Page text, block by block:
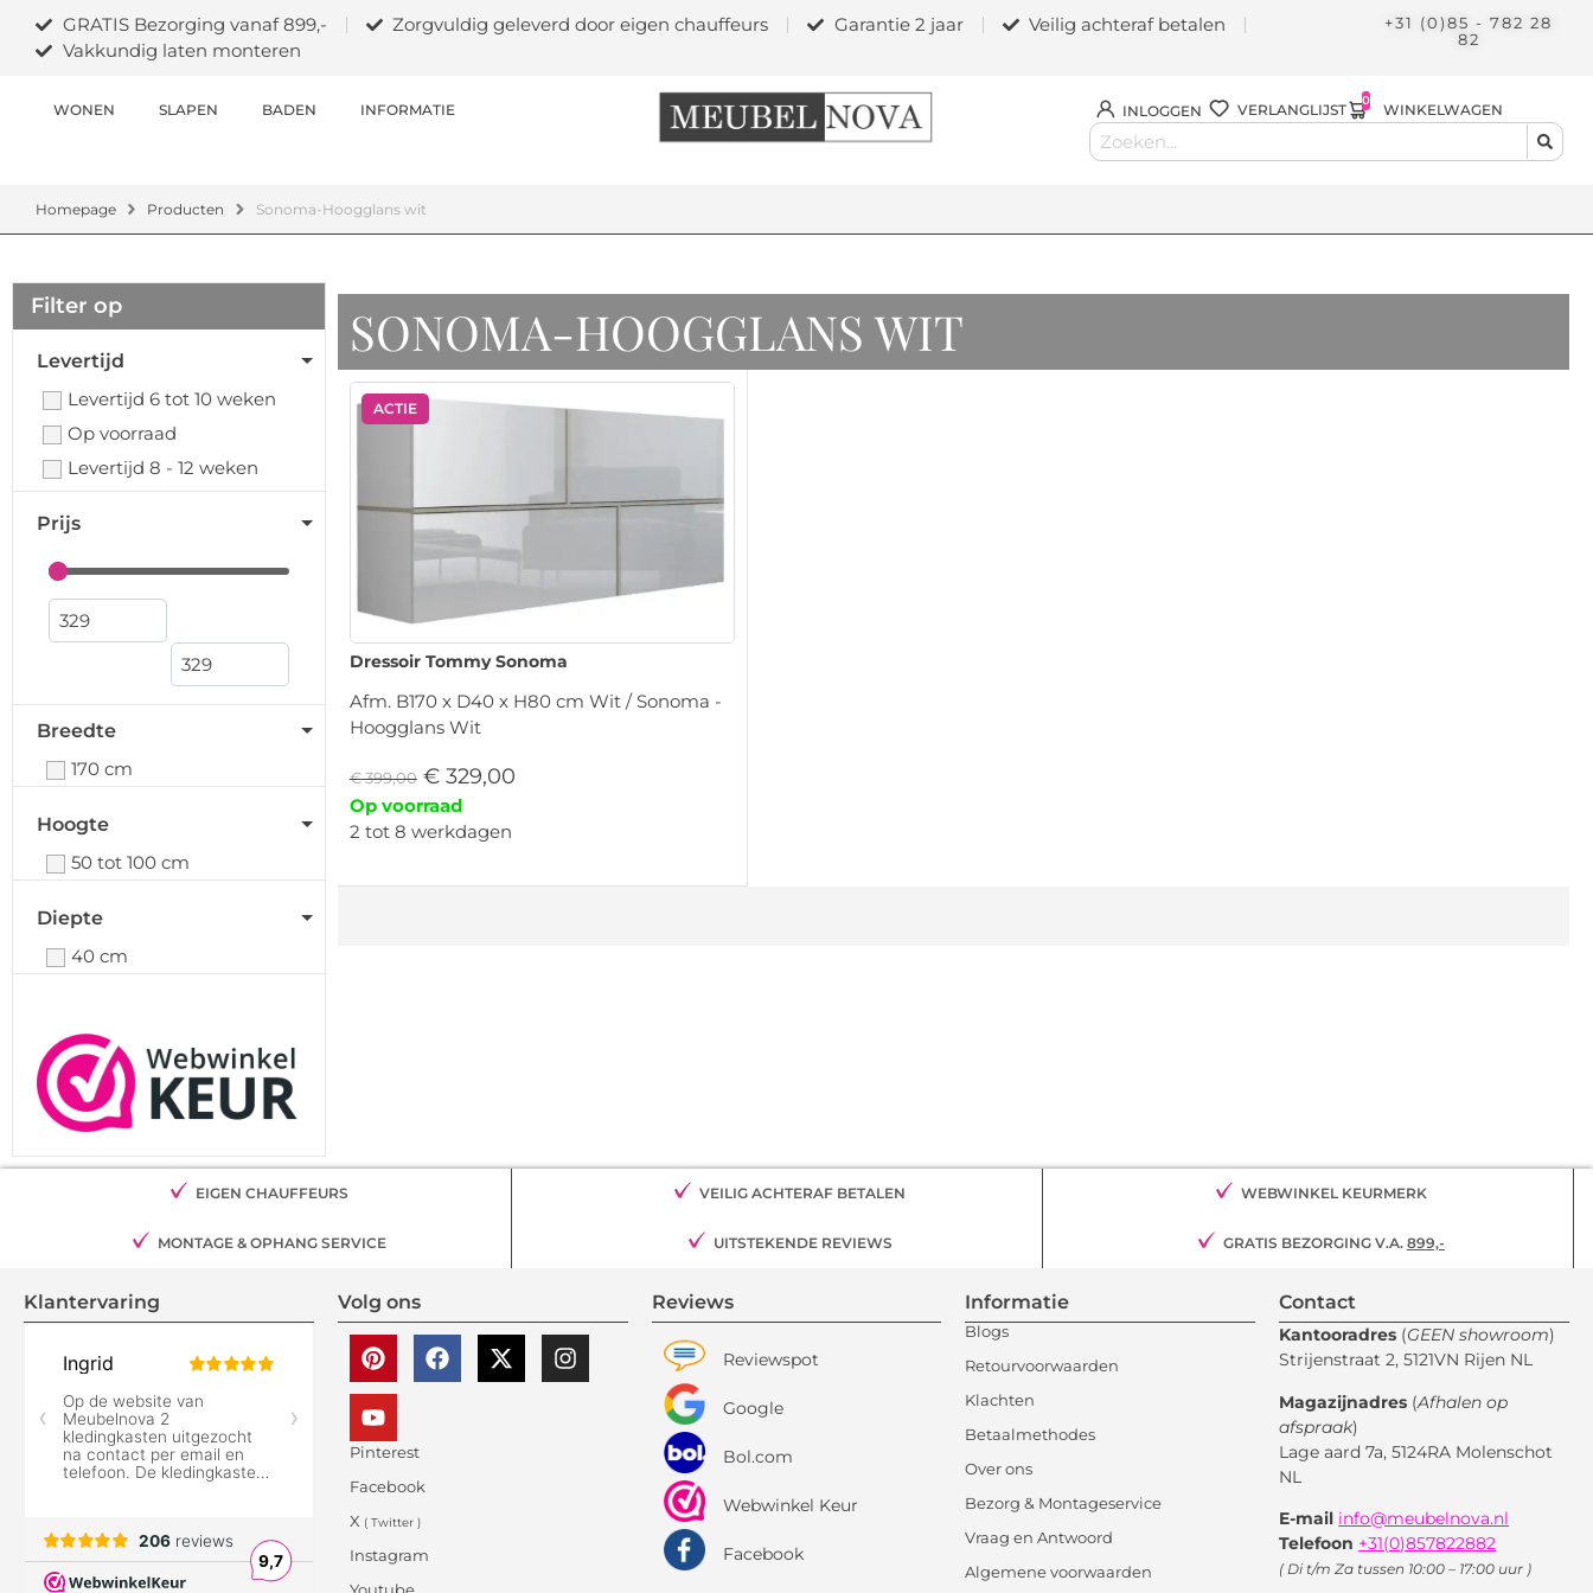
GRATIS Bezorging vanaf 899,- Zorgvuldig geleverd door eigen chauffeurs Garantie 2 jaar
Veilig achteraf betalen
Vakkundig laten monteren
+31 (0)85 - 782 28
82
WONEN SLAPEN BADEN INFORMATIE INLOGGEN VERLANGLIJST WINKELWAGEN
0
Homepage Producten Sonoma-Hoogglans wit
Filter op
Levertijd
Levertijd 6 tot 10 weken
Op voorraad
Levertijd 8 - 12 weken
Prijs
Breedte
170 cm
Hoogte
50 tot 100 cm
Diepte
40 cm
SONOMA-HOOGGLANS WIT
ACTIE
Dressoir Tommy Sonoma
Afm. B170 x D40 x H80 cm Wit / Sonoma -
Hoogglans Wit
€399,00 €329,00
Op voorraad
2 tot 8 werkdagen
EIGEN CHAUFFEURS VEILIG ACHTERAF BETALEN WEBWINKEL KEURMERK
MONTAGE & OPHANG SERVICE UITSTEKENDE REVIEWS GRATIS BEZORGING V.A. 899,-
Klantervaring Volg ons
Pinterest
Facebook
X ( Twitter )
Instagram
Reviews
Reviewspot
Google
Bol.com
Webwinkel Keur
Facebook
Informatie
Blogs
Retourvoorwaarden
Klachten
Betaalmethodes
Over ons
Bezorg & Montageservice
Vraag en Antwoord
Algemene voorwaarden
Contact
Kantooradres (GEEN showroom)
Strijenstraat 2, 5121VN Rijen NL
Magazijnadres (Afhalen op
afspraak)
Lage aard 7a, 5124RA Molenschot
NL
E-mail info@meubelnova.nl
Telefoon +31(0)857822882
( Di t/m Za tussen 10:00 – 17:00 uur )